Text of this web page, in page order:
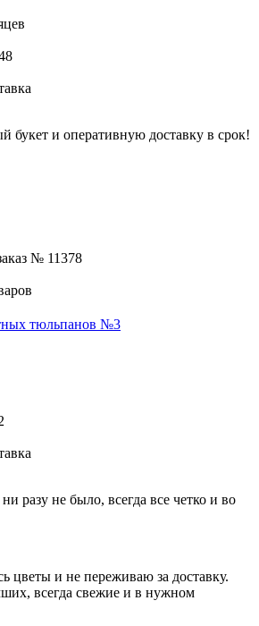
букет и оперативную доставку в срок!
№ 11378
тюльпанов №3
разу не было, всегда все четко и во
цветы и не переживаю за доставку.
всегда свежие и в нужном